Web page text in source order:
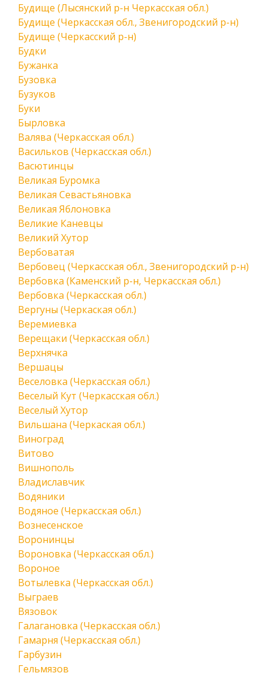
Будище (Лысянский р-н Черкасская обл.)
Будище (Черкасская обл., Звенигородский р-н)
Будище (Черкасский р-н)
Будки
Бужанка
Бузовка
Бузуков
Буки
Бырловка
Валява (Черкасская обл.)
Васильков (Черкасская обл.)
Васютинцы
Великая Буромка
Великая Севастьяновка
Великая Яблоновка
Великие Каневцы
Великий Хутор
Вербоватая
Вербовец (Черкасская обл., Звенигородский р-н)
Вербовка (Каменский р-н, Черкасская обл.)
Вербовка (Черкасская обл.)
Вергуны (Черкаская обл.)
Веремиевка
Верещаки (Черкасская обл.)
Верхнячка
Вершацы
Веселовка (Черкасская обл.)
Веселый Кут (Черкасская обл.)
Веселый Хутор
Вильшана (Черкаская обл.)
Виноград
Витово
Вишнополь
Владиславчик
Водяники
Водяное (Черкасская обл.)
Вознесенское
Воронинцы
Вороновка (Черкасская обл.)
Вороное
Вотылевка (Черкасская обл.)
Выграев
Вязовок
Галагановка (Черкасская обл.)
Гамарня (Черкасская обл.)
Гарбузин
Гельмязов